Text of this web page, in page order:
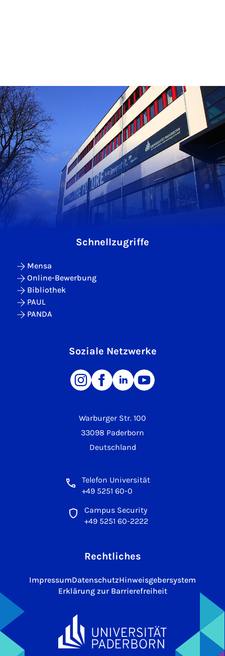
Warburger Str. 100
33098 Paderborn
Deutschland
Telefon Universität
+49 5251 60-0
Campus Security
+49 5251 60-2222
Schnellzugriffe
Mensa
Online-Bewerbung
Bibliothek
PAUL
PANDA
Soziale Netzwerke
Rechtliches
ImpressumDatenschutzHinweisgebersystem
Erklärung zur Barrierefreiheit